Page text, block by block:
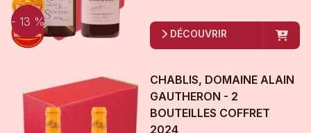
- 13 %
DÉCOUVRIR
CHABLIS, DOMAINE ALAIN
GAUTHERON - 2
BOUTEILLES COFFRET
2024